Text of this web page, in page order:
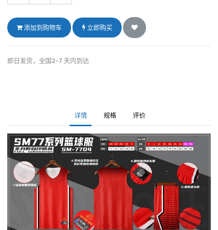
添加到购物车 立即购买
即日发货，全国2~7 天内到达
详情 规格 评价